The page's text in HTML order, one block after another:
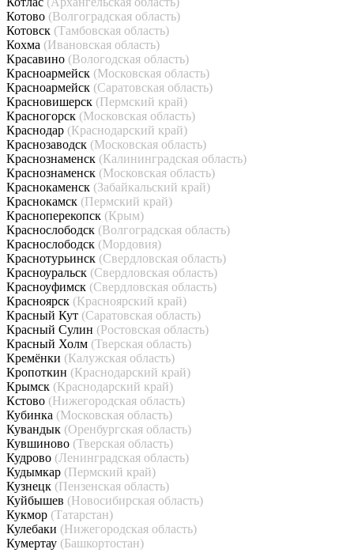
Котово (Волгоградская область)
Котовск (Тамбовская область)
Кохма (Ивановская область)
Красавино (Вологодская область)
Красноармейск (Московская область)
Красноармейск (Саратовская область)
Красновишерск (Пермский край)
Красногорск (Московская область)
Краснодар (Краснодарский край)
Краснозаводск (Московская область)
Краснознаменск (Калининградская область)
Краснознаменск (Московская область)
Краснокаменск (Забайкальский край)
Краснокамск (Пермский край)
Красноперекопск (Крым)
Краснослободск (Волгоградская область)
Краснослободск (Мордовия)
Краснотурьинск (Свердловская область)
Красноуральск (Свердловская область)
Красноуфимск (Свердловская область)
Красноярск (Красноярский край)
Красный Кут (Саратовская область)
Красный Сулин (Ростовская область)
Красный Холм (Тверская область)
Кремёнки (Калужская область)
Кропоткин (Краснодарский край)
Крымск (Краснодарский край)
Кстово (Нижегородская область)
Кубинка (Московская область)
Кувандык (Оренбургская область)
Кувшиново (Тверская область)
Кудрово (Ленинградская область)
Кудымкар (Пермский край)
Кузнецк (Пензенская область)
Куйбышев (Новосибирская область)
Кукмор (Татарстан)
Кулебаки (Нижегородская область)
Кумертау (Башкортостан)